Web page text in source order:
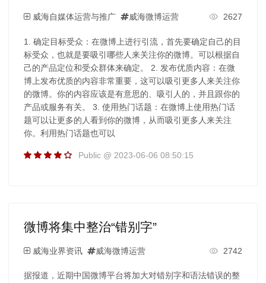
威海自媒体运营与推广 威海微博运营 2627
1. 确定目标受众：在微博上进行引流，首先要确定自己的目
标受众，也就是要吸引哪些人来关注你的微博。可以根据自
己的产品定位和受众群体来确定。 2. 发布优质内容：在微
博上发布优质的内容非常重要，这可以吸引更多人来关注你
的微博。你的内容应该是有意思的、吸引人的，并且跟你的
产品或服务有关。 3. 使用热门话题：在微博上使用热门话
题可以让更多的人看到你的微博，从而吸引更多人来关注
你。利用热门话题也可以
Public @ 2023-06-06 08:50:15
微博将集中整治“错别字”
威海业界资讯 威海微博运营 2742
据报道，近期中国微博平台将加大对错别字和语法错误的整